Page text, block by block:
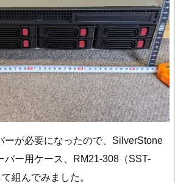
ーが必要になったので、SilverStone
バー用ケース、RM21-308（SST-
組んでみました。